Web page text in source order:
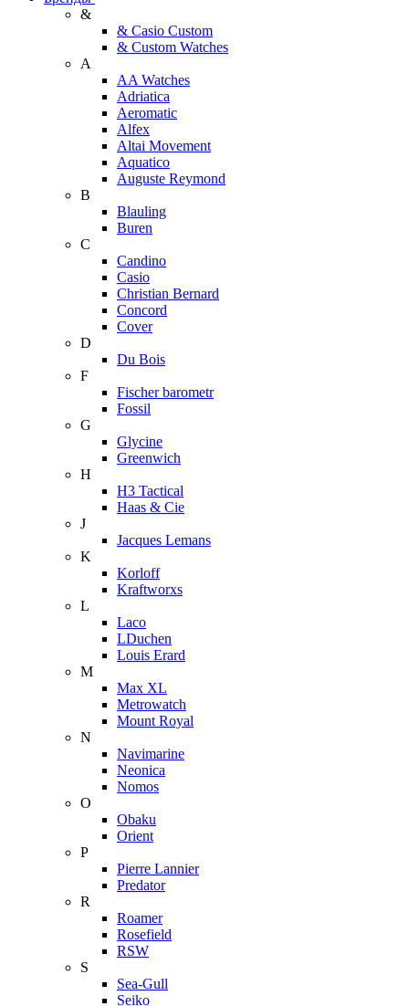
&
& Casio Custom
& Custom Watches
A
AA Watches
Adriatica
Aeromatic
Alfex
Altai Movement
Aquatico
Auguste Reymond
B
Blauling
Buren
C
Candino
Casio
Christian Bernard
Concord
Cover
D
Du Bois
F
Fischer barometr
Fossil
G
Glycine
Greenwich
H
H3 Tactical
Haas & Cie
J
Jacques Lemans
K
Korloff
Kraftworxs
L
Laco
LDuchen
Louis Erard
M
Max XL
Metrowatch
Mount Royal
N
Navimarine
Neonica
Nomos
O
Obaku
Orient
P
Pierre Lannier
Predator
R
Roamer
Rosefield
RSW
S
Sea-Gull
Seiko